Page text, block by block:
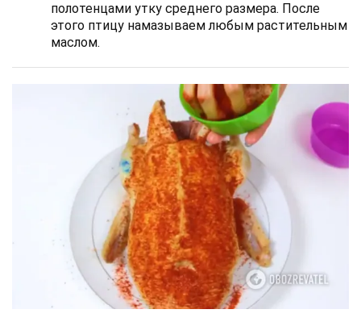
полотенцами утку среднего размера. После
этого птицу намазываем любым растительным
маслом.